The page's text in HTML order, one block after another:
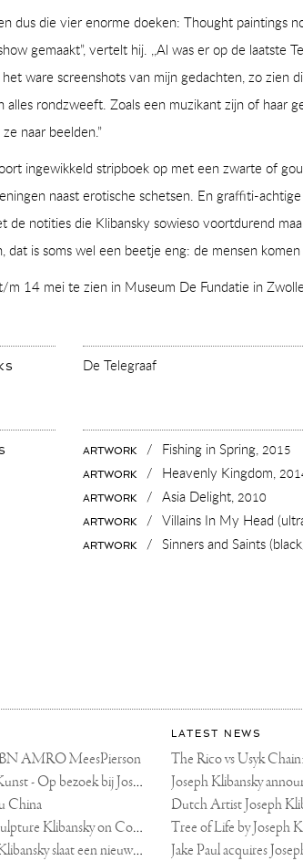
dus die vier enorme doeken: Thought paintings
gemaakt”, vertelt hij. ,,Al was er op de laatste
ware screenshots van mijn gedachten, zo zien
alles rondzweeft. Zoals een muzikant zijn of haar
naar beelden.”
ingewikkeld stripboek op met een zwarte of
naast erotische schetsen. En graffiti-
de notities die Klibansky sowieso voortdurend
dat is soms wel een beetje eng: de mensen
t/m 14 mei te zien in Museum De Fundatie in
SLAAT
De Telegraaf
ARTWORK / Fishing in Spring, 2015
ARTWORK / Heavenly Kingdom,
ARTWORK / Asia Delight, 2010
ARTWORK / Villains In My Head (ultramarine
ARTWORK / Sinners and Saints
AMRO MeesPierson
LINDA TV - Kitsch of Kunst - Op bezoek bij Joseph Klibansky (video)
China
Fortune Art Features Sculpture Klibansky on Cover
De Telegraaf — Joseph Klibansky slaat een nieuwe weg in
LATEST NEWS